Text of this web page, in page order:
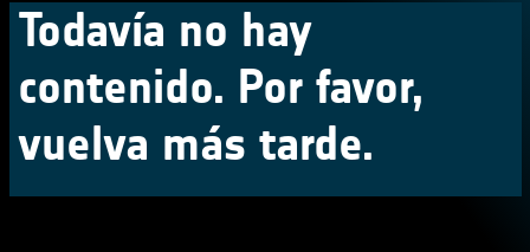
Todavía no hay
contenido. Por favor,
vuelva más tarde.